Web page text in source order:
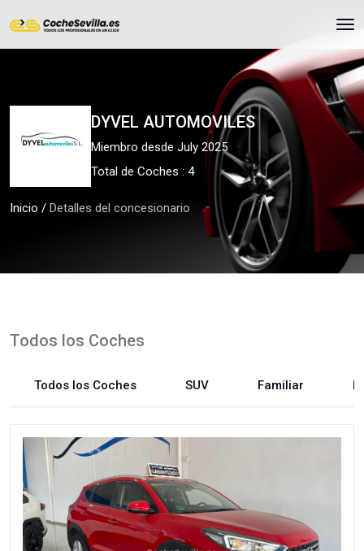
DYVEL AUTOMOVILES
Miembro desde July 2025
Total de Coches : 4
Inicio / Detalles del concesionario
Todos los Coches
Todos los Coches SUV Familiar